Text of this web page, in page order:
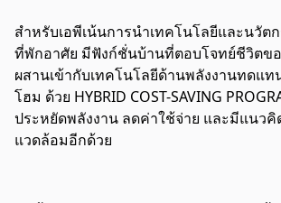
สำหรับเอพีเน้นการนำเทคโนโลยีและนวัต
ที่พักอาศัย มีฟังก์ชั่นบ้านที่ตอบโจทย์ชีวิตข
ผสานเข้ากับเทคโนโลยีด้านพลังงานทดแ
โฮม ด้วย HYBRID COST-SAVING
ประหยัดพลังงาน ลดค่าใช้จ่าย และมีแนวคิ
แวดล้อมอีกด้วย